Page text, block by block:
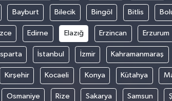
Bayburt Bilecik Bingöl Bitlis
Edirne Elazığ Erzincan Erzurum
Isparta İstanbul İzmir Kahramanmaraş
Kırşehir Kocaeli Konya Kütahya
Osmaniye Rize Sakarya Samsun